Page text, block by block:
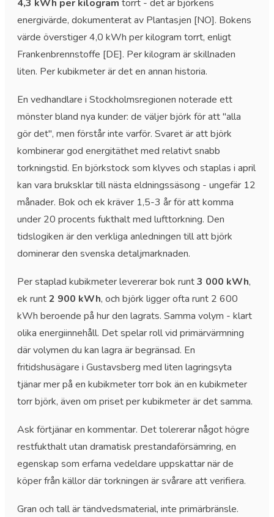
4,3 kWh per kilogram torrt - det är björkens
energivärde, dokumenterat av Plantasjen [NO]. Bokens
värde överstiger 4,0 kWh per kilogram torrt, enligt
Frankenbrennstoffe [DE]. Per kilogram är skillnaden
liten. Per kubikmeter är det en annan historia.
En vedhandlare i Stockholmsregionen noterade ett
mönster bland nya kunder: de väljer björk för att "alla
gör det", men förstår inte varför. Svaret är att björk
kombinerar god energitäthet med relativt snabb
torkningstid. En björkstock som klyves och staplas i april
kan vara bruksklar till nästa eldningssäsong - ungefär 12
månader. Bok och ek kräver 1,5-3 år för att komma
under 20 procents fukthalt med lufttorkning. Den
tidslogiken är den verkliga anledningen till att björk
dominerar den svenska detaljmarknaden.
Per staplad kubikmeter levererar bok runt3 000 kWh,
ek runt2 900 kWh, och björk ligger ofta runt 2 600
kWh beroende på hur den lagrats. Samma volym - klart
olika energiinnehåll. Det spelar roll vid primärvärmning
där volymen du kan lagra är begränsad. En
fritidshusägare i Gustavsberg med liten lagringsyta
tjänar mer på en kubikmeter torr bok än en kubikmeter
torr björk, även om priset per kubikmeter är det samma.
Ask förtjänar en kommentar. Det tolererar något högre
restfukthalt utan dramatisk prestandaförsämring, en
egenskap som erfarna vedeldare uppskattar när de
köper från källor där torkningen är svårare att verifiera.
Gran och tall är tändvedsmaterial, inte primärbränsle.